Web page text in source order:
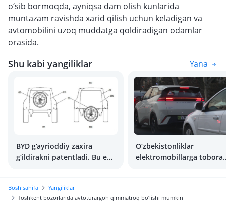
o‘sib bormoqda, ayniqsa dam olish kunlarida
muntazam ravishda xarid qilish uchun keladigan va
avtomobilini uzoq muddatga qoldiradigan odamlar
orasida.
Shu kabi yangiliklar Yana
BYD g‘ayrioddiy zaxira
g‘ildirakni patentladi. Bu esa
O‘zbekistonliklar
elektromobillarga tobora
Bosh sahifa
Yangiliklar
Toshkent bozorlarida avtoturargoh qimmatroq bo‘lishi mumkin